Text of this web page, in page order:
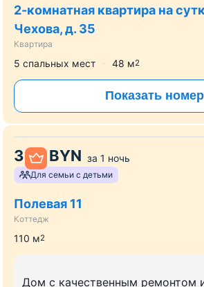
2-комнатная квартира на
Чехова, д. 35
Квартира
5 спальных мест 48 м2
Показать номер
330 BYN за 1 ночь
Для семьи с детьми
Полевая 11
Коттедж
110 м2
Дом с качественным ремонтом